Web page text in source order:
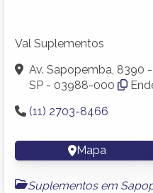
Val Suplementos
Av. Sapopemba, 8390
SP - 03988-000
(11) 2703-8466
Mapa
Suplementos em